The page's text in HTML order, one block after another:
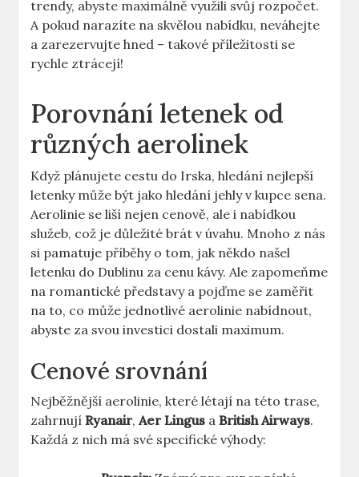
trendy, abyste maximálně využili svůj rozpočet.
A pokud narazíte na skvělou nabídku, neváhejte
a zarezervujte hned – takové příležitosti se
rychle ztrácejí!
Porovnání letenek od
různých aerolinek
Když plánujete cestu do Irska, hledání nejlepší
letenky může být jako hledání jehly v kupce sena.
Aerolinie se liší nejen cenově, ale i nabídkou
služeb, což je důležité brát v úvahu. Mnoho z nás
si pamatuje příběhy o tom, jak někdo našel
letenku do Dublinu za cenu kávy. Ale zapomeňme
na romantické představy a pojďme se zaměřit
na to, co může jednotlivé aerolinie nabídnout,
abyste za svou investici dostali maximum.
Cenové srovnání
Nejběžnější aerolinie, které létají na této trase,
zahrnujíRyanair,Aer Lingus aBritish Airways.
Každá z nich má své specifické výhody: